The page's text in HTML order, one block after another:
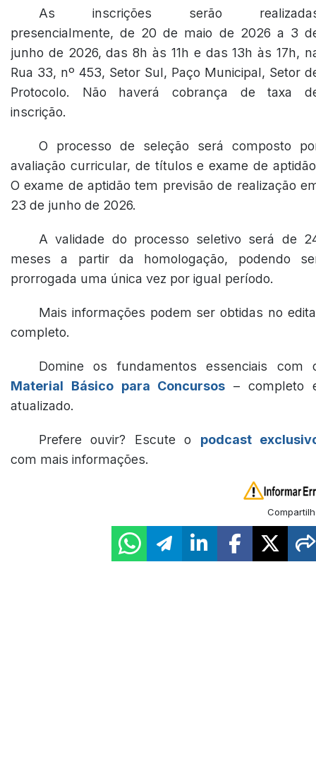
As inscrições serão
presencialmente, de 20 de maio de 2026 a 3
junho de 2026, das 8h às 11h e das 13h às 17h,
Rua 33, nº 453, Setor Sul, Paço Municipal, Setor
Protocolo. Não haverá cobrança de taxa
inscrição.
O processo de seleção será composto
avaliação curricular, de títulos e exame de
O exame de aptidão tem previsão de realização
23 de junho de 2026.
A validade do processo seletivo será de
meses a partir da homologação, podendo
prorrogada uma única vez por igual período.
Mais informações podem ser obtidas no
completo.
Domine os fundamentos essenciais com
Material Básico para Concursos – completo
atualizado.
Prefere ouvir? Escute o podcast
com mais informações.